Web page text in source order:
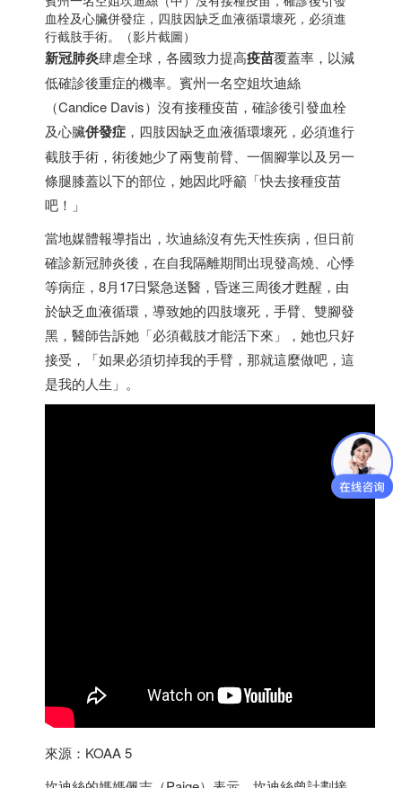
血栓及心臟併發症，四肢因缺乏血液循環壞死，必須進
行截肢手術。（影片截圖）
新冠肺炎肆虐全球，各國致力提高疫苗覆蓋率，以減
低確診後重症的機率。賓州一名空姐坎迪絲
（Candice Davis）沒有接種疫苗，確診後引發血栓
及心臟併發症 ，四肢因缺乏血液循環壞死，必須進行
截肢手術，術後她少了兩隻前臂、一個腳掌以及另一
條腿膝蓋以下的部位，她因此呼籲「快去接種疫苗
吧！」
當地媒體報導指出，坎迪絲沒有先天性疾病，但日前
確診新冠肺炎後，在自我隔離期間出現發高燒、心悸
等病症，8月17日緊急送醫，昏迷三周後才甦醒，由
於缺乏血液循環，導致她的四肢壞死，手臂、雙腳發
黑，醫師告訴她「必須截肢才能活下來」，她也只好
接受，「如果必須切掉我的手臂，那就這麼做吧，這
是我的人生」。
來源：KOAA 5